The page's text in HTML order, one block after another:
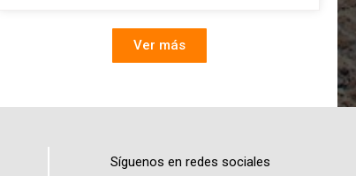
Ver más
Síguenos en redes sociales